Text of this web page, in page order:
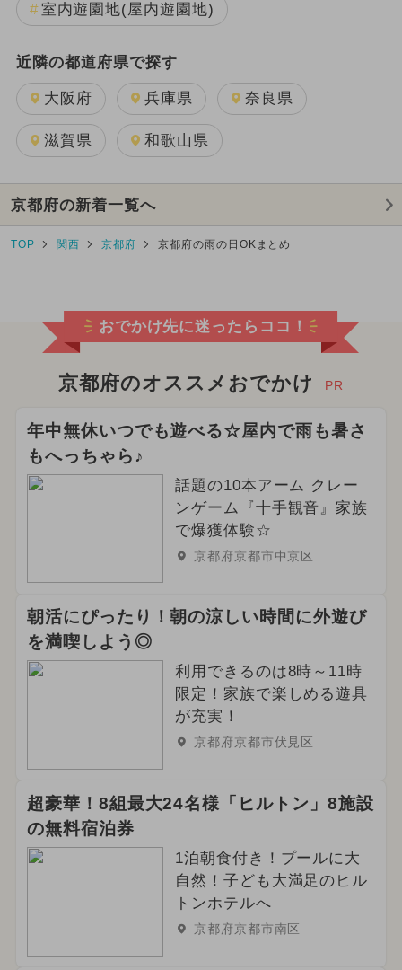
室内遊園地(屋内遊園地)
近隣の都道府県で探す
大阪府 兵庫県 奈良県
滋賀県 和歌山県
京都府の新着一覧へ
TOP 関西 京都府 京都府の雨の日OKまとめ
おでかけ先に迷ったらココ！
京都府のオススメおでかけ PR
年中無休いつでも遊べる☆屋内で雨も暑さ
もへっちゃら♪
話題の10本アーム クレー
ンゲーム『十手観音』家族
で爆獲体験☆
京都府京都市中京区
朝活にぴったり！朝の涼しい時間に外遊び
を満喫しよう◎
利用できるのは8時～11時
限定！家族で楽しめる遊具
が充実！
京都府京都市伏見区
超豪華！8組最大24名様「ヒルトン」8施設
の無料宿泊券
1泊朝食付き！プールに大
自然！子ども大満足のヒル
トンホテルへ
京都府京都市南区